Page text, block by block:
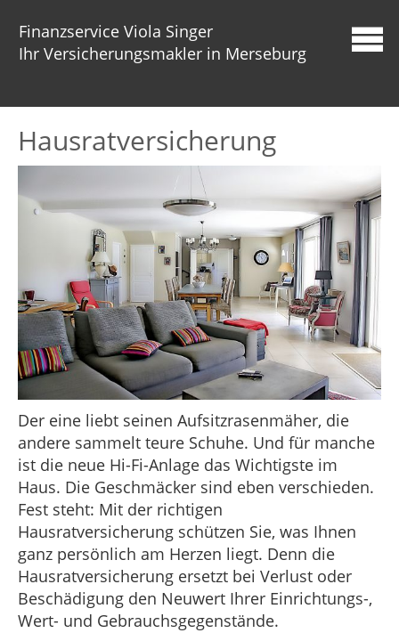
Finanzservice Viola Singer
Ihr Versicherungsmakler in Merseburg
Hausratversicherung
Der eine liebt seinen Aufsitzrasenmäher, die
andere sammelt teure Schuhe. Und für manche
ist die neue Hi-Fi-Anlage das Wichtigste im
Haus. Die Geschmäcker sind eben verschieden.
Fest steht: Mit der richtigen
Hausratversicherung schützen Sie, was Ihnen
ganz persönlich am Herzen liegt. Denn die
Hausratversicherung ersetzt bei Verlust oder
Beschädigung den Neuwert Ihrer Einrichtungs-,
Wert- und Gebrauchsgegenstände.